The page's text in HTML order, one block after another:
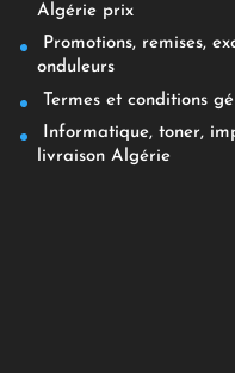
Algérie prix
Promotions, remises,
onduleurs
Termes et conditions
Informatique, toner,
livraison Algérie